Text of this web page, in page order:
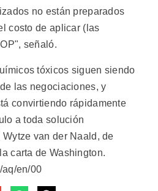
no están preparados
costo de aplicar (las
señaló.
tóxicos siguen siendo
las negociaciones, y
convirtiendo rápidamente
a toda solución
van der Naald, de
carta de Washington.
aq/en/00